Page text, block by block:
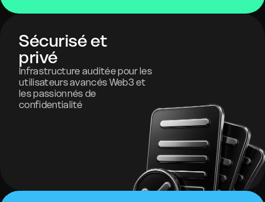
Sécurisé et
privé
Infrastructure auditée pour les
utilisateurs avancés Web3 et
les passionnés de
confidentialité